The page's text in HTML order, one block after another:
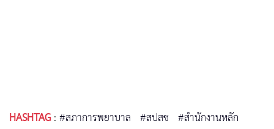
HASHTAG:#สภาการพยาบาล #สปสช #สำนักงานหลัก